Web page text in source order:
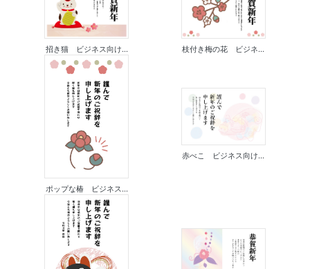
招き猫 ビジネス向け... 枝付き梅の花 ビジネ...
ポップな椿 ビジネス...
赤べこ ビジネス向け...